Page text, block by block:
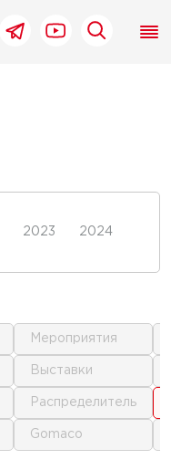
2023
2024
мероприятия
выставки
распределитель
gomaco